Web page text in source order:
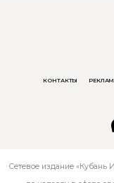
КОНТАКТЫ
Сетевое издание «Кубань